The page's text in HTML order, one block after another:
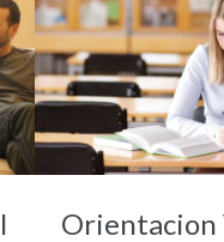
Orientacion